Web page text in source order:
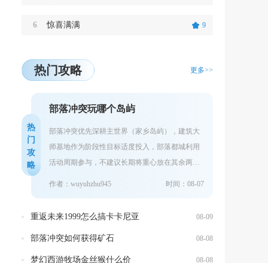
6 惊喜满满 9
热门攻略 更多>>
热
门
攻
略
部落冲突玩哪个岛屿
部落冲突优先深耕主世界（家乡岛屿），建筑大
师基地作为阶段性目标适度投入，部落都城利用
活动周期参与，不建议长期将重心放在其余两块
作者：wuyuhzhu945 时间：08-07
重返未来1999怎么搞卡卡尼亚 08-09
部落冲突如何获得矿石 08-08
梦幻西游牧场金丝猴什么价 08-08